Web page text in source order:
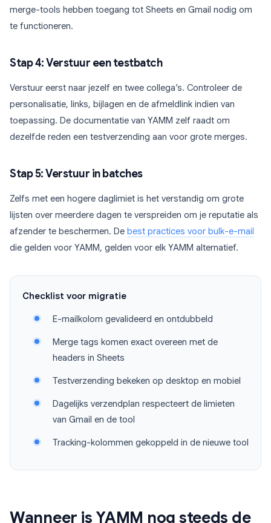
merge-tools hebben toegang tot Sheets en Gmail nodig om
te functioneren.
Stap 4: Verstuur een testbatch
Verstuur eerst naar jezelf en twee collega’s. Controleer de
personalisatie, links, bijlagen en de afmeldlink indien van
toepassing. De documentatie van YAMM zelf raadt om
dezelfde reden een testverzending aan voor grote merges.
Stap 5: Verstuur in batches
Zelfs met een hogere daglimiet is het verstandig om grote
lijsten over meerdere dagen te verspreiden om je reputatie als
afzender te beschermen. De best practices voor bulk-e-mail
die gelden voor YAMM, gelden voor elk YAMM alternatief.
Checklist voor migratie
E-mailkolom gevalideerd en ontdubbeld
Merge tags komen exact overeen met de
headers in Sheets
Testverzending bekeken op desktop en mobiel
Dagelijks verzendplan respecteert de limieten
van Gmail en de tool
Tracking-kolommen gekoppeld in de nieuwe tool
Wanneer is YAMM nog steeds de